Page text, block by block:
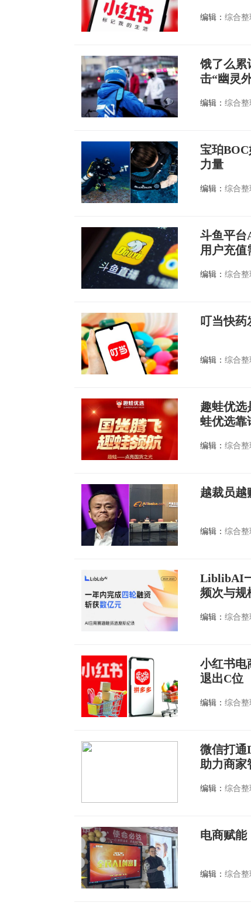
编辑： 综合整
饿了么累
击“幽灵
编辑： 综合整
宝珀
力量
编辑： 综合整
斗鱼平台
用户充值
编辑： 综合整
叮当快
编辑： 综合整
趣蛙优选
蛙优选靠
编辑： 综合整
越裁员越
编辑： 综合整
LiblibAI
频次与规
编辑： 综合整
小红书电
退出C位
编辑： 综合整
微信打通
助力商家
编辑： 综合整
电商赋能
编辑： 综合整